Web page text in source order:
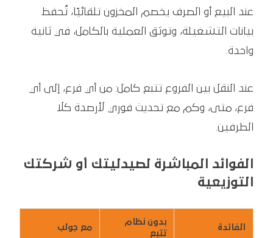
عند البيع أو الصرف يخصم المخزون تلقائيًا، تُحفظ
بيانات التشغيلة، وتوثق العملية بالكامل، في ثانية
واحدة.
عند النقل بين الفروع تتبع كامل: من أي فرع، إلى أي
فرع، متى، وكم مع تحديث فوري لأرصدة كلا
الطرفين.
الفوائد المباشرة لصيدليتك أو شركتك
التوزيعية
الفائدة
بدون نظام
تتبع
مع جولب